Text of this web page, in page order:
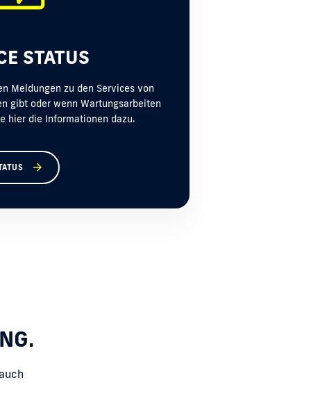
STATUS
Meldungen zu den Services von
gibt oder wenn Wartungsarbeiten
hier die Informationen dazu.